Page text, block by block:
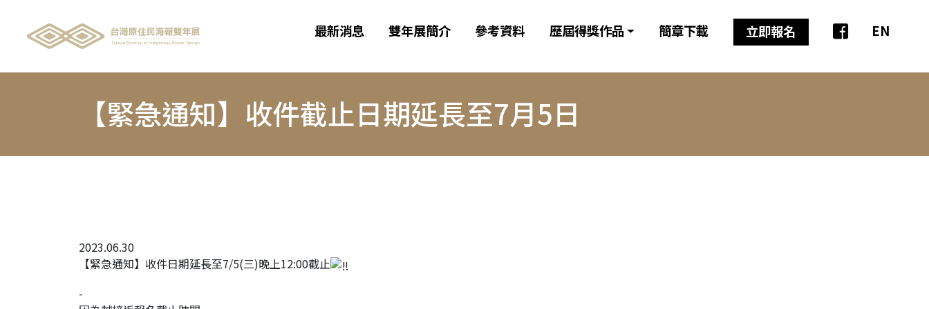
最新消息 雙年展簡介 參考資料 歷屆得獎作品 簡章下載 立即報名 EN
【緊急通知】收件截止日期延長至7月5日
2023.06.30
【緊急通知】收件日期延長至7/5(三)晚上12:00截止
-